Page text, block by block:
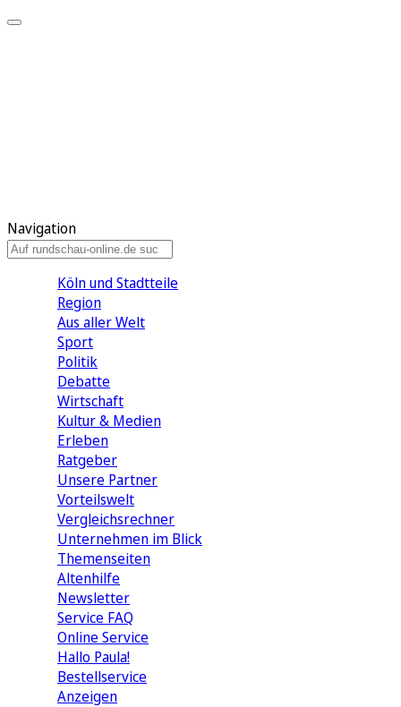
Navigation
Köln und Stadtteile
Region
Aus aller Welt
Sport
Politik
Debatte
Wirtschaft
Kultur & Medien
Erleben
Ratgeber
Unsere Partner
Vorteilswelt
Vergleichsrechner
Unternehmen im Blick
Themenseiten
Altenhilfe
Newsletter
Service FAQ
Online Service
Hallo Paula!
Bestellservice
Anzeigen